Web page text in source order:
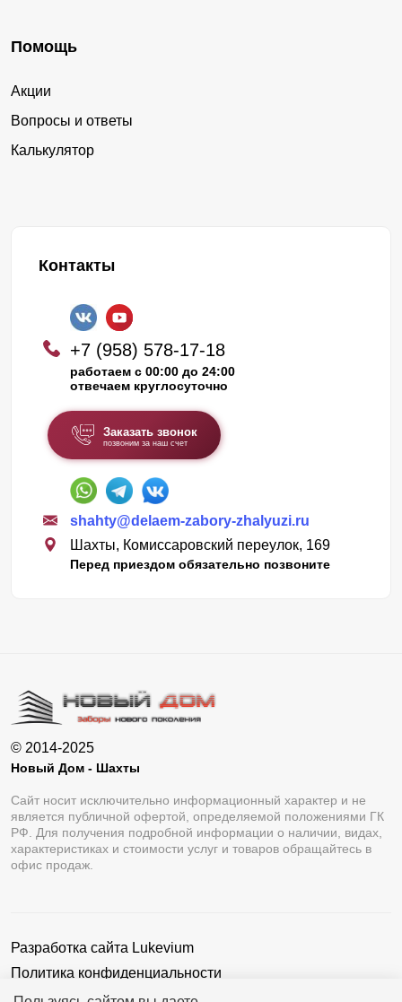
Помощь
Акции
Вопросы и ответы
Калькулятор
Контакты
+7 (958) 578-17-18
работаем с 00:00 до 24:00
отвечаем круглосуточно
Заказать звонок
позвоним за наш счет
shahty@delaem-zabory-zhalyuzi.ru
Шахты, Комиссаровский переулок, 169
Перед приездом обязательно позвоните
© 2014-2025
Новый Дом - Шахты
Сайт носит исключительно информационный характер и не
является публичной офертой, определяемой положениями ГК
РФ. Для получения подробной информации о наличии, видах,
характеристиках и стоимости услуг и товаров обращайтесь в
офис продаж.
Разработка сайта Lukevium
Политика конфиденциальности
Пользовательское соглашение